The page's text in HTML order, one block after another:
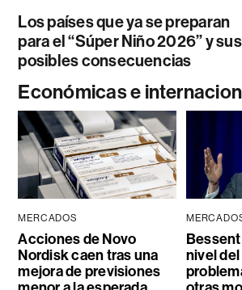
Los países que ya se preparan
para el “Súper Niño 2026” y sus
posibles consecuencias
Económicas e
MERCADOS
Acciones de Novo
Nordisk caen tras una
mejora de previsiones
nivel